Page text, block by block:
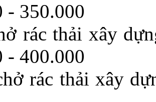
- 350.000
rác thải xây
- 400.000
rác thải xây